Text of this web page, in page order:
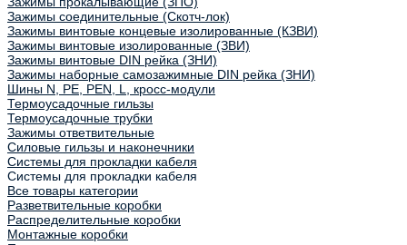
Зажимы соединительные (Скотч-лок)
Зажимы винтовые концевые изолированные (КЗВИ)
Зажимы винтовые изолированные (ЗВИ)
Зажимы винтовые DIN рейка (ЗНИ)
Зажимы наборные самозажимные DIN рейка (ЗНИ)
Шины N, PE, PEN, L, кросс-модули
Термоусадочные гильзы
Термоусадочные трубки
Зажимы ответвительные
Силовые гильзы и наконечники
Системы для прокладки кабеля
Системы для прокладки кабеля
Все товары категории
Разветвительные коробки
Распределительные коробки
Монтажные коробки